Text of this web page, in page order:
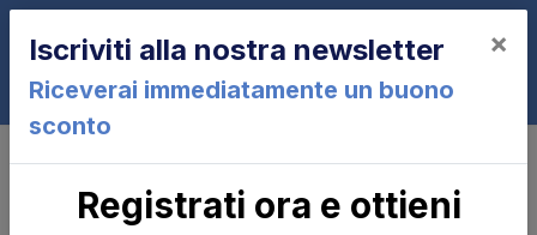
0
Dhollandia
Iscriviti alla nostra newsletter
Riceverai immediatamente un buono
sconto
×
Registrati ora e ottieni